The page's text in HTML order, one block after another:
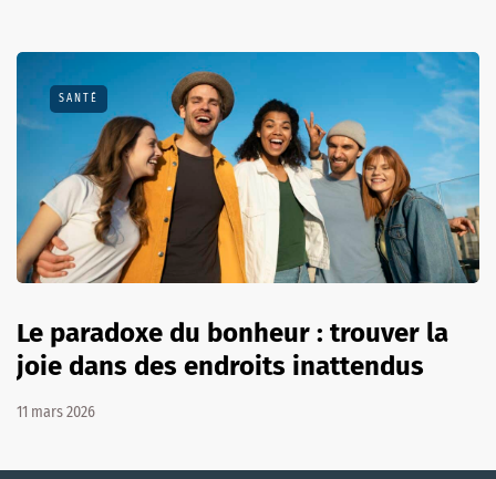
SANTÉ
Le paradoxe du bonheur : trouver la
joie dans des endroits inattendus
11 mars 2026